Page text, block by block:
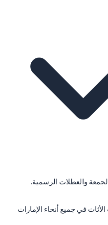
والعطلات الرسمية.
في جميع أنحاء الإمارات